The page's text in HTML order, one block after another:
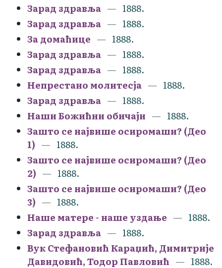
Зарад здравља
1888.
Зарад здравља
1888.
За домаћице
1888.
Зарад здравља
1888.
Зарад здравља
1888.
Непрестано молитесја
1888.
Зарад здравља
1888.
Наши Божићни обичаји
1888.
Зашто се највише осиромаши? (Део
1)
1888.
Зашто се највише осиромаши? (Део
2)
1888.
Зашто се највише осиромаши? (Део
3)
1888.
Наше матере - наше уздање
1888.
Зарад здравља
1888.
Вук Стефановић Караџић, Димитрије
Давидовић, Тодор Павловић
1888.